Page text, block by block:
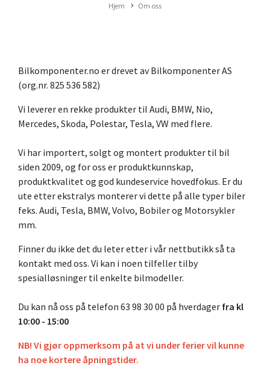
Hjem Om oss
Bilkomponenter.no er drevet av Bilkomponenter AS
(org.nr. 825 536 582)
Vi leverer en rekke produkter til Audi, BMW, Nio,
Mercedes, Skoda, Polestar, Tesla, VW med flere.
Vi har importert, solgt og montert produkter til bil
siden 2009, og for oss er produktkunnskap,
produktkvalitet og god kundeservice hovedfokus. Er du
ute etter ekstralys monterer vi dette på alle typer biler
feks. Audi, Tesla, BMW, Volvo, Bobiler og Motorsykler
mm.
Finner du ikke det du leter etter i vår nettbutikk så ta
kontakt med oss. Vi kan i noen tilfeller tilby
spesialløsninger til enkelte bilmodeller.
Du kan nå oss på telefon 63 98 30 00 på hverdager fra kl
10:00 - 15:00
NB! Vi gjør oppmerksom på at vi under ferier vil kunne
ha noe kortere åpningstider.